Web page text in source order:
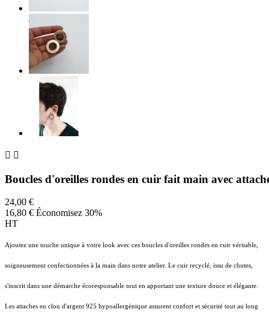
 
Boucles d'oreilles rondes en cuir fait main avec
24,00 €
16,80 € Économisez 30%
HT
Ajoutez une touche unique à votre look avec ces boucles d'oreilles rondes en cuir véritable,
soigneusement confectionnées à la main dans notre atelier. Le cuir recyclé, issu de chutes,
s'inscrit dans une démarche écoresponsable tout en apportant une texture douce et élégante.
Les attaches en clou d'argent 925 hypoallergénique assurent confort et sécurité tout au long